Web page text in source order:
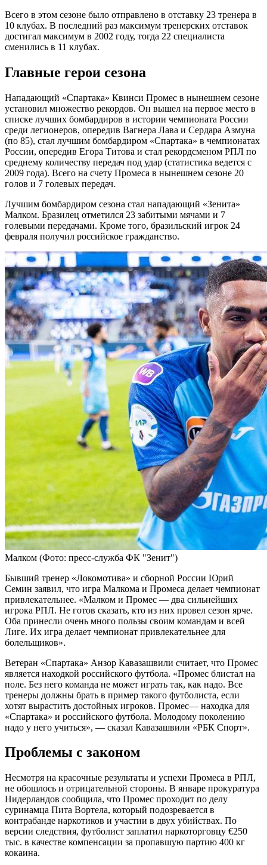
Всего в этом сезоне было отправлено в отставку 23 тренера в
10 клубах. В последний раз максимум тренерских отставок
достигал максимум в 2002 году, тогда 22 специалиста
сменились в 11 клубах.
Главные герои сезона
Нападающий «Спартака» Квинси Промес в нынешнем сезоне
установил множество рекордов. Он вышел на первое место в
списке лучших бомбардиров в истории чемпионата России
среди легионеров, опередив Вагнера Лава и Сердара Азмуна
(по 85), стал лучшим бомбардиром «Спартака» в чемпионатах
России, опередив Егора Титова и стал рекордсменом РПЛ по
среднему количеству передач под удар (статистика ведется с
2009 года). Всего на счету Промеса в нынешнем сезоне 20
голов и 7 голевых передач.
Лучшим бомбардиром сезона стал нападающий «Зенита»
Малком. Бразилец отметился 23 забитыми мячами и 7
голевыми передачами. Кроме того, бразильский игрок 24
февраля получил российское гражданство.
Малком (Фото: пресс-служба ФК "Зенит")
Бывший тренер «Локомотива» и сборной России Юрий
Семин заявил, что игра Малкома и Промеса делает чемпионат
привлекательнее. «Малком и Промес — два сильнейших
игрока РПЛ. Не готов сказать, кто из них провел сезон ярче.
Оба принесли очень много пользы своим командам и всей
Лиге. Их игра делает чемпионат привлекательнее для
болельщиков».
Ветеран «Спартака» Анзор Кавазашвили считает, что Промес
является находкой российского футбола. «Промес блистал на
поле. Без него команда не может играть так, как надо. Все
тренеры должны брать в пример такого футболиста, если
хотят вырастить достойных игроков. Промес— находка для
«Спартака» и российского футбола. Молодому поколению
надо у него учиться», — сказал Кавазашвили «РБК Спорт».
Проблемы с законом
Несмотря на красочные результаты и успехи Промеса в РПЛ,
не обошлось и отрицательной стороны. В январе прокуратура
Нидерландов сообщила, что Промес проходит по делу
суринамца Пита Вортела, который подозревается в
контрабанде наркотиков и участии в двух убийствах. По
версии следствия, футболист заплатил наркоторговцу €250
тыс. в качестве компенсации за пропавшую партию 400 кг
кокаина.